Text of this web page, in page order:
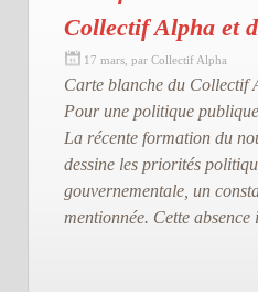
Collectif Alpha et
17 mars, par Collectif Alpha
Carte blanche du Collectif
Pour une politique
La récente formation du
dessine les priorités
gouvernementale, un
mentionnée. Cette